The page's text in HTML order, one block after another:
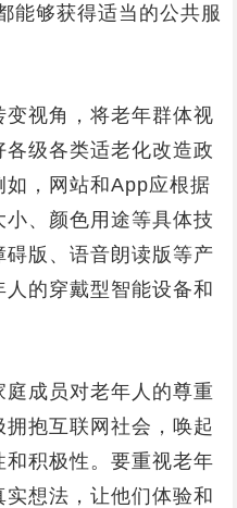
能够获得适当的公共服
视角，将老年群体视
级各类适老化改造政
，网站和App应根据
、颜色用途等具体技
版、语音朗读版等产
的穿戴型智能设备和
成员对老年人的尊重
抱互联网社会，唤起
积极性。要重视老年
想法，让他们体验和